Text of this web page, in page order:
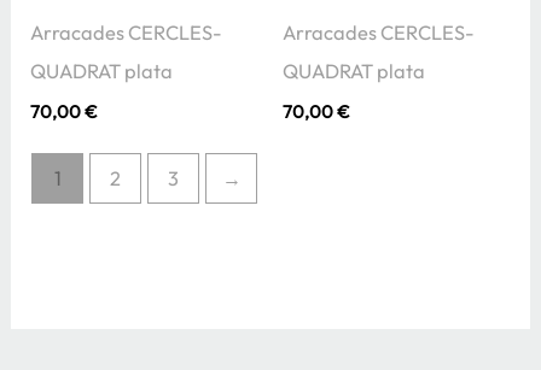
Arracades CERCLES-
QUADRAT plata
70,00€
Arracades CERCLES-
QUADRAT plata
70,00€
1 2 3 →